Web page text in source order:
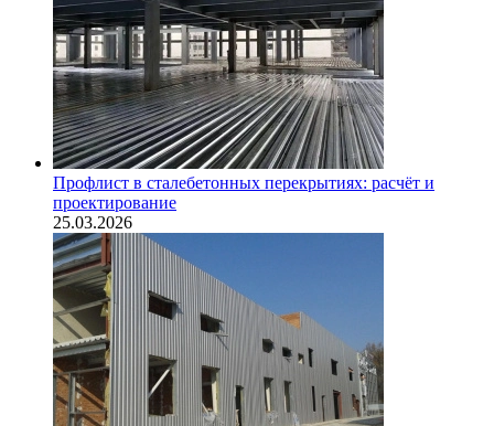
Профлист в сталебетонных перекрытиях: расчёт и
проектирование
25.03.2026